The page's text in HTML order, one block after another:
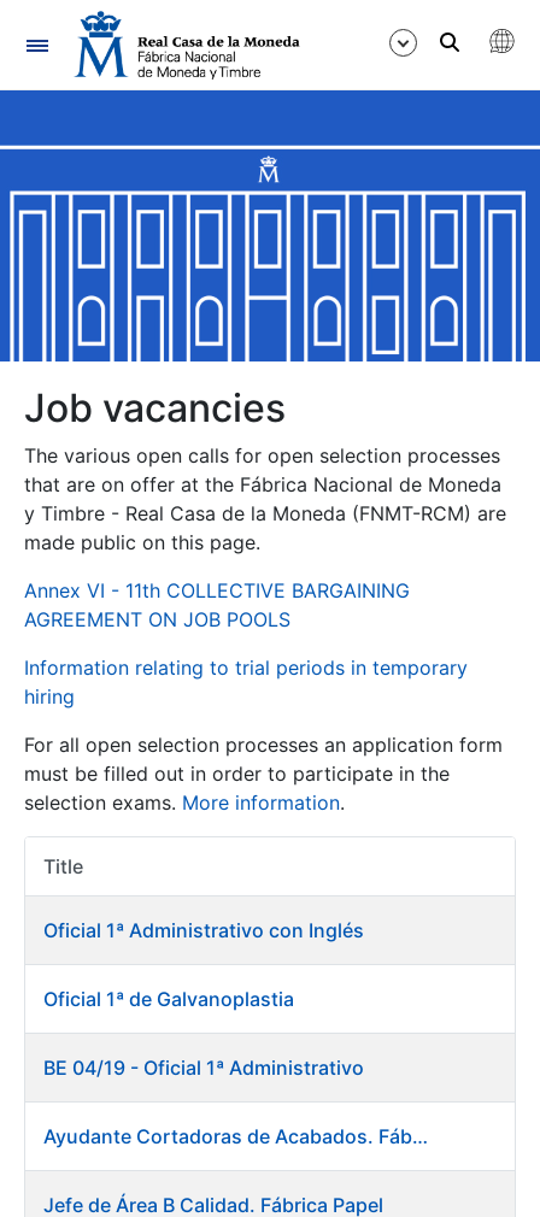
Navigation
Show/Hide
Show/Hide
Show/Hide
Show/Hide
Show/Hide
Show/Hide
Show/Hide
Show/Hide
Job vacancies
The various open calls for open selection processes
that are on offer at the Fábrica Nacional de Moneda
y Timbre - Real Casa de la Moneda (FNMT-RCM) are
made public on this page.
Annex VI - 11th COLLECTIVE BARGAINING
AGREEMENT ON JOB POOLS
Information relating to trial periods in temporary
hiring
For all open selection processes an application form
must be filled out in order to participate in the
selection exams. More information.
Title
Item
Oficial 1ª Administrativo con Inglés
Oficial 1ª de Galvanoplastia
BE 04/19 - Oficial 1ª Administrativo
Ayudante Cortadoras de Acabados. Fábrica de Papel
Jefe de Área B Calidad. Fábrica Papel